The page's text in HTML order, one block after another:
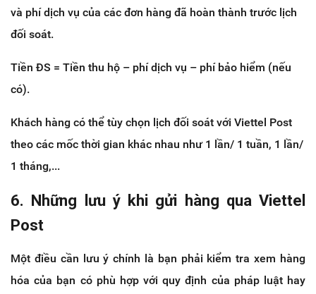
và phí dịch vụ của các đơn hàng đã hoàn thành trước lịch
đối soát.
Tiền ĐS = Tiền thu hộ – phí dịch vụ – phí bảo hiểm (nếu
có).
Khách hàng có thể tùy chọn lịch đối soát với Viettel Post
theo các mốc thời gian khác nhau như 1 lần/ 1 tuần, 1 lần/
1 tháng,...
6. Những lưu ý khi gửi hàng qua Viettel
Post
Một điều cần lưu ý chính là bạn phải kiểm tra xem hàng
hóa của bạn có phù hợp với quy định của pháp luật hay